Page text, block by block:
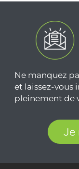
Ne manquez
et laissez-vous
pleinement de
Je